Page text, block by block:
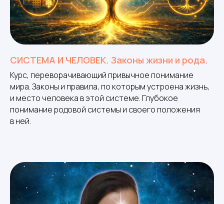
СИСТЕМА И ЧЕЛОВЕК. Законы жизни и рода.
Курс, переворачивающий привычное понимание
мира. Законы и правила, по которым устроена жизнь,
и место человека в этой системе. Глубокое
понимание родовой системы и своего положения
в ней.